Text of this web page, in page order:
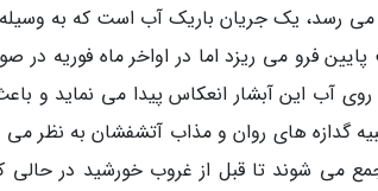
فرو می ریزد اما در اواخر ماه فوریه در
آب این آبشار انعکاس پیدا می نماید
گدازه های روان و مذاب آتشفشان به نظر
می شوند تا قبل از غروب خورشید در